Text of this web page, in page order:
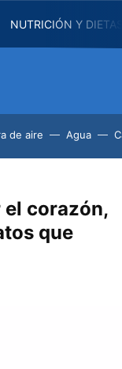
NUTRICIÓN Y
de aire Agua
el corazón,
que